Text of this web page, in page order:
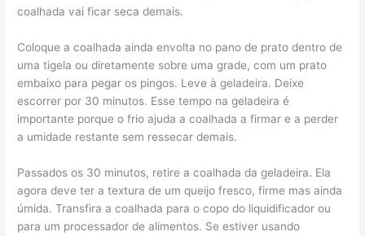
coalhada vai ficar seca demais.
Coloque a coalhada ainda envolta no pano de prato dentro de
uma tigela ou diretamente sobre uma grade, com um prato
embaixo para pegar os pingos. Leve à geladeira. Deixe
escorrer por 30 minutos. Esse tempo na geladeira é
importante porque o frio ajuda a coalhada a firmar e a perder
a umidade restante sem ressecar demais.
Passados os 30 minutos, retire a coalhada da geladeira. Ela
agora deve ter a textura de um queijo fresco, firme mas ainda
úmida. Transfira a coalhada para o copo do liquidificador ou
para um processador de alimentos. Se estiver usando